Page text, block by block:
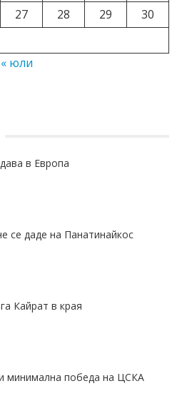
27 28 29
30
« юли
в Европа
се даде на Панатинайкос
Кайрат в края
минимална победа на ЦСКА